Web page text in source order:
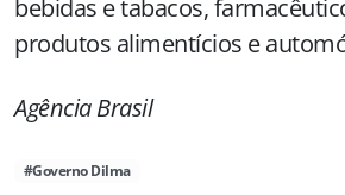
bebidas e tabacos,
produtos alimentícios e
Agência Brasil
#Governo Dilma